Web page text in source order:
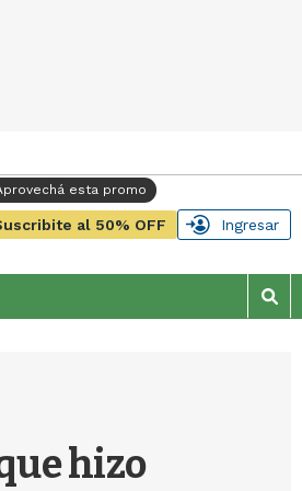
al 50% OFF Ingresar
M
o
hizo